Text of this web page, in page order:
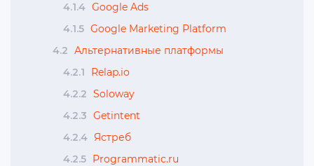
4.1.4 Google Ads
4.1.5 Google Marketing Platform
4.2 Альтернативные платформы
4.2.1
Relap.io
4.2.2 Soloway
4.2.3 Getintent
4.2.4 Ястреб
4.2.5 Programmatic.ru